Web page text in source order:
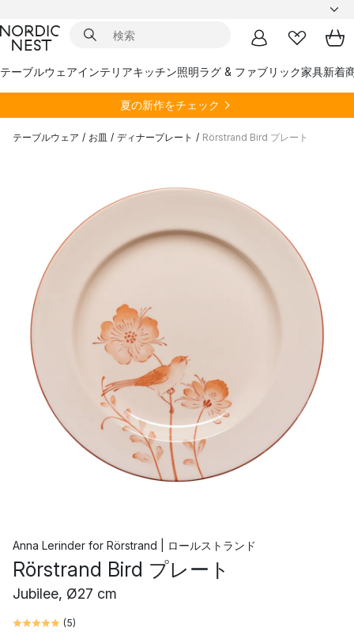
テーブルウェアインテリアキッチン照明ラグ & ファブリック家具新着
夏の新作をチェック
テーブルウェア / お皿 / ディナープレート / Rörstrand Bird プレート
Anna Lerinder for Rörstrand | ロールストランド
Rörstrand Bird プレート
Jubilee, Ø27 cm
(5)